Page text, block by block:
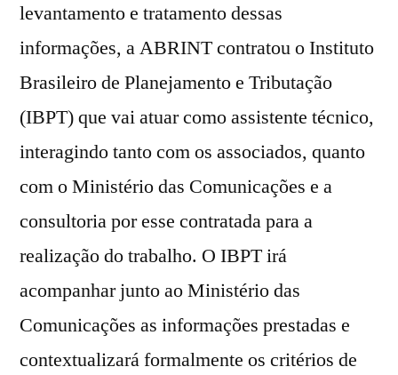
levantamento e tratamento dessas
informações, a ABRINT contratou o Instituto
Brasileiro de Planejamento e Tributação
(IBPT) que vai atuar como assistente técnico,
interagindo tanto com os associados, quanto
com o Ministério das Comunicações e a
consultoria por esse contratada para a
realização do trabalho. O IBPT irá
acompanhar junto ao Ministério das
Comunicações as informações prestadas e
contextualizará formalmente os critérios de